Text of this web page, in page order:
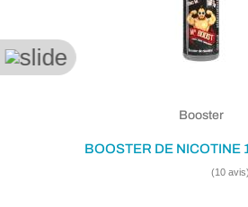
Booster
BOOSTER DE NICOTINE